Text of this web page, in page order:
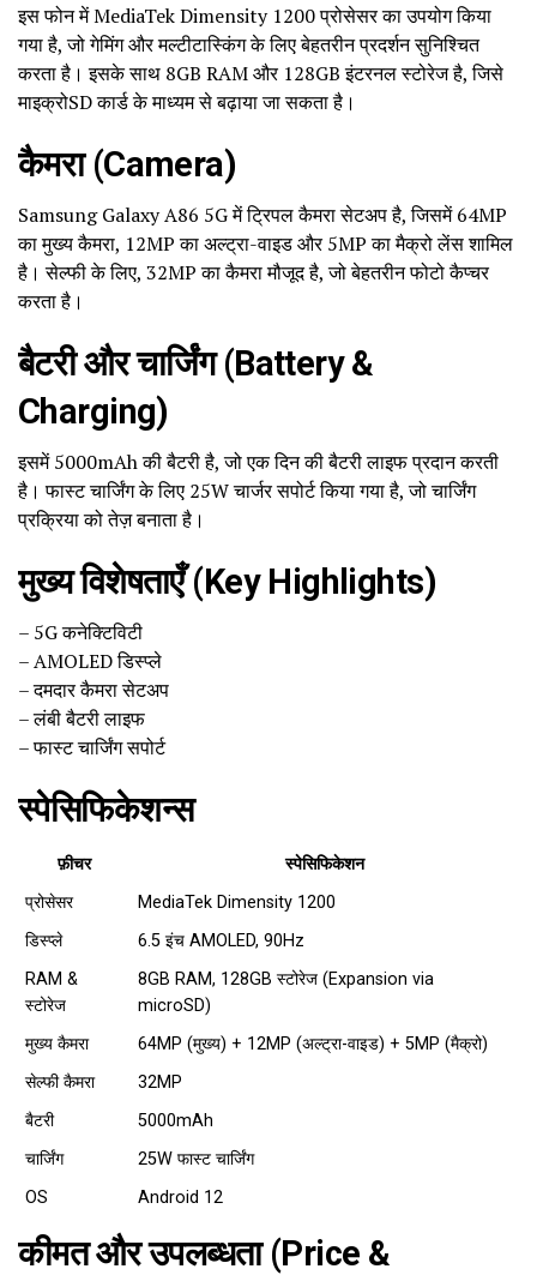
इस फोन में MediaTek Dimensity 1200 प्रोसेसर का उपयोग किया
गया है, जो गेमिंग और मल्टीटास्किंग के लिए बेहतरीन प्रदर्शन सुनिश्चित
करता है। इसके साथ 8GB RAM और 128GB इंटरनल स्टोरेज है, जिसे
माइक्रोSD कार्ड के माध्यम से बढ़ाया जा सकता है।
कैमरा (Camera)
Samsung Galaxy A86 5G में ट्रिपल कैमरा सेटअप है, जिसमें 64MP
का मुख्य कैमरा, 12MP का अल्ट्रा-वाइड और 5MP का मैक्रो लेंस शामिल
है। सेल्फी के लिए, 32MP का कैमरा मौजूद है, जो बेहतरीन फोटो कैप्चर
करता है।
बैटरी और चार्जिंग (Battery &
Charging)
इसमें 5000mAh की बैटरी है, जो एक दिन की बैटरी लाइफ प्रदान करती
है। फास्ट चार्जिंग के लिए 25W चार्जर सपोर्ट किया गया है, जो चार्जिंग
प्रक्रिया को तेज़ बनाता है।
मुख्य विशेषताएँ (Key Highlights)
– 5G कनेक्टिविटी
– AMOLED डिस्प्ले
– दमदार कैमरा सेटअप
– लंबी बैटरी लाइफ
– फास्ट चार्जिंग सपोर्ट
स्पेसिफिकेशन्स
फ़ीचर
स्पेसिफिकेशन
प्रोसेसर
MediaTek Dimensity 1200
डिस्प्ले
6.5 इंच AMOLED, 90Hz
RAM &
स्टोरेज
8GB RAM, 128GB स्टोरेज (Expansion via
microSD)
मुख्य कैमरा
64MP (मुख्य) + 12MP (अल्ट्रा-वाइड) + 5MP (मैक्रो)
सेल्फी कैमरा
32MP
बैटरी
5000mAh
चार्जिंग
25W फास्ट चार्जिंग
OS
Android 12
कीमत और उपलब्धता (Price &